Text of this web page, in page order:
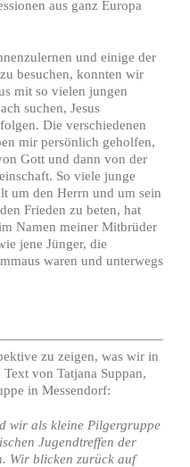
aus ganz Europa
und einige der
besuchen, konnten wir
mit so vielen jungen
suchen, Jesus
Die verschiedenen
mir persönlich geholfen,
Gott und dann von der
So viele junge
um den Herrn und um sein
Frieden zu beten, hat
Namen meiner Mitbrüder
jene Jünger, die
waren und unterwegs
zu zeigen, was wir in
von Tatjana Suppan,
in Messendorf:
wir als kleine Pilgergruppe
Jugendtreffen der
Wir blicken zurück auf